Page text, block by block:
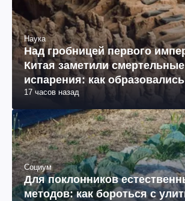
Наука
Над гробницей первого
Китая заметили смертельные
испарения: как
17 часов назад
Социум
Для поклонников
методов: как бороться с